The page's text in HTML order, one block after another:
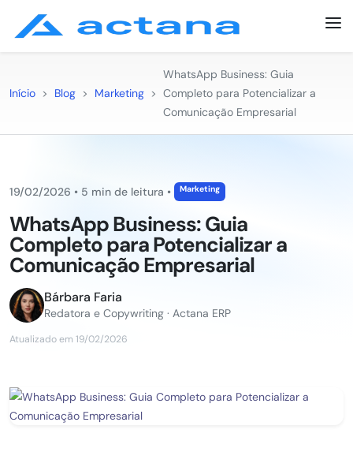
Início > Blog > Marketing >
WhatsApp Business: Guia
Completo para Potencializar a
Comunicação Empresarial
19/02/2026 • 5 min de leitura • Marketing
WhatsApp Business: Guia
Completo para Potencializar a
Comunicação Empresarial
Bárbara Faria
Redatora e Copywriting · Actana ERP
Atualizado em 19/02/2026